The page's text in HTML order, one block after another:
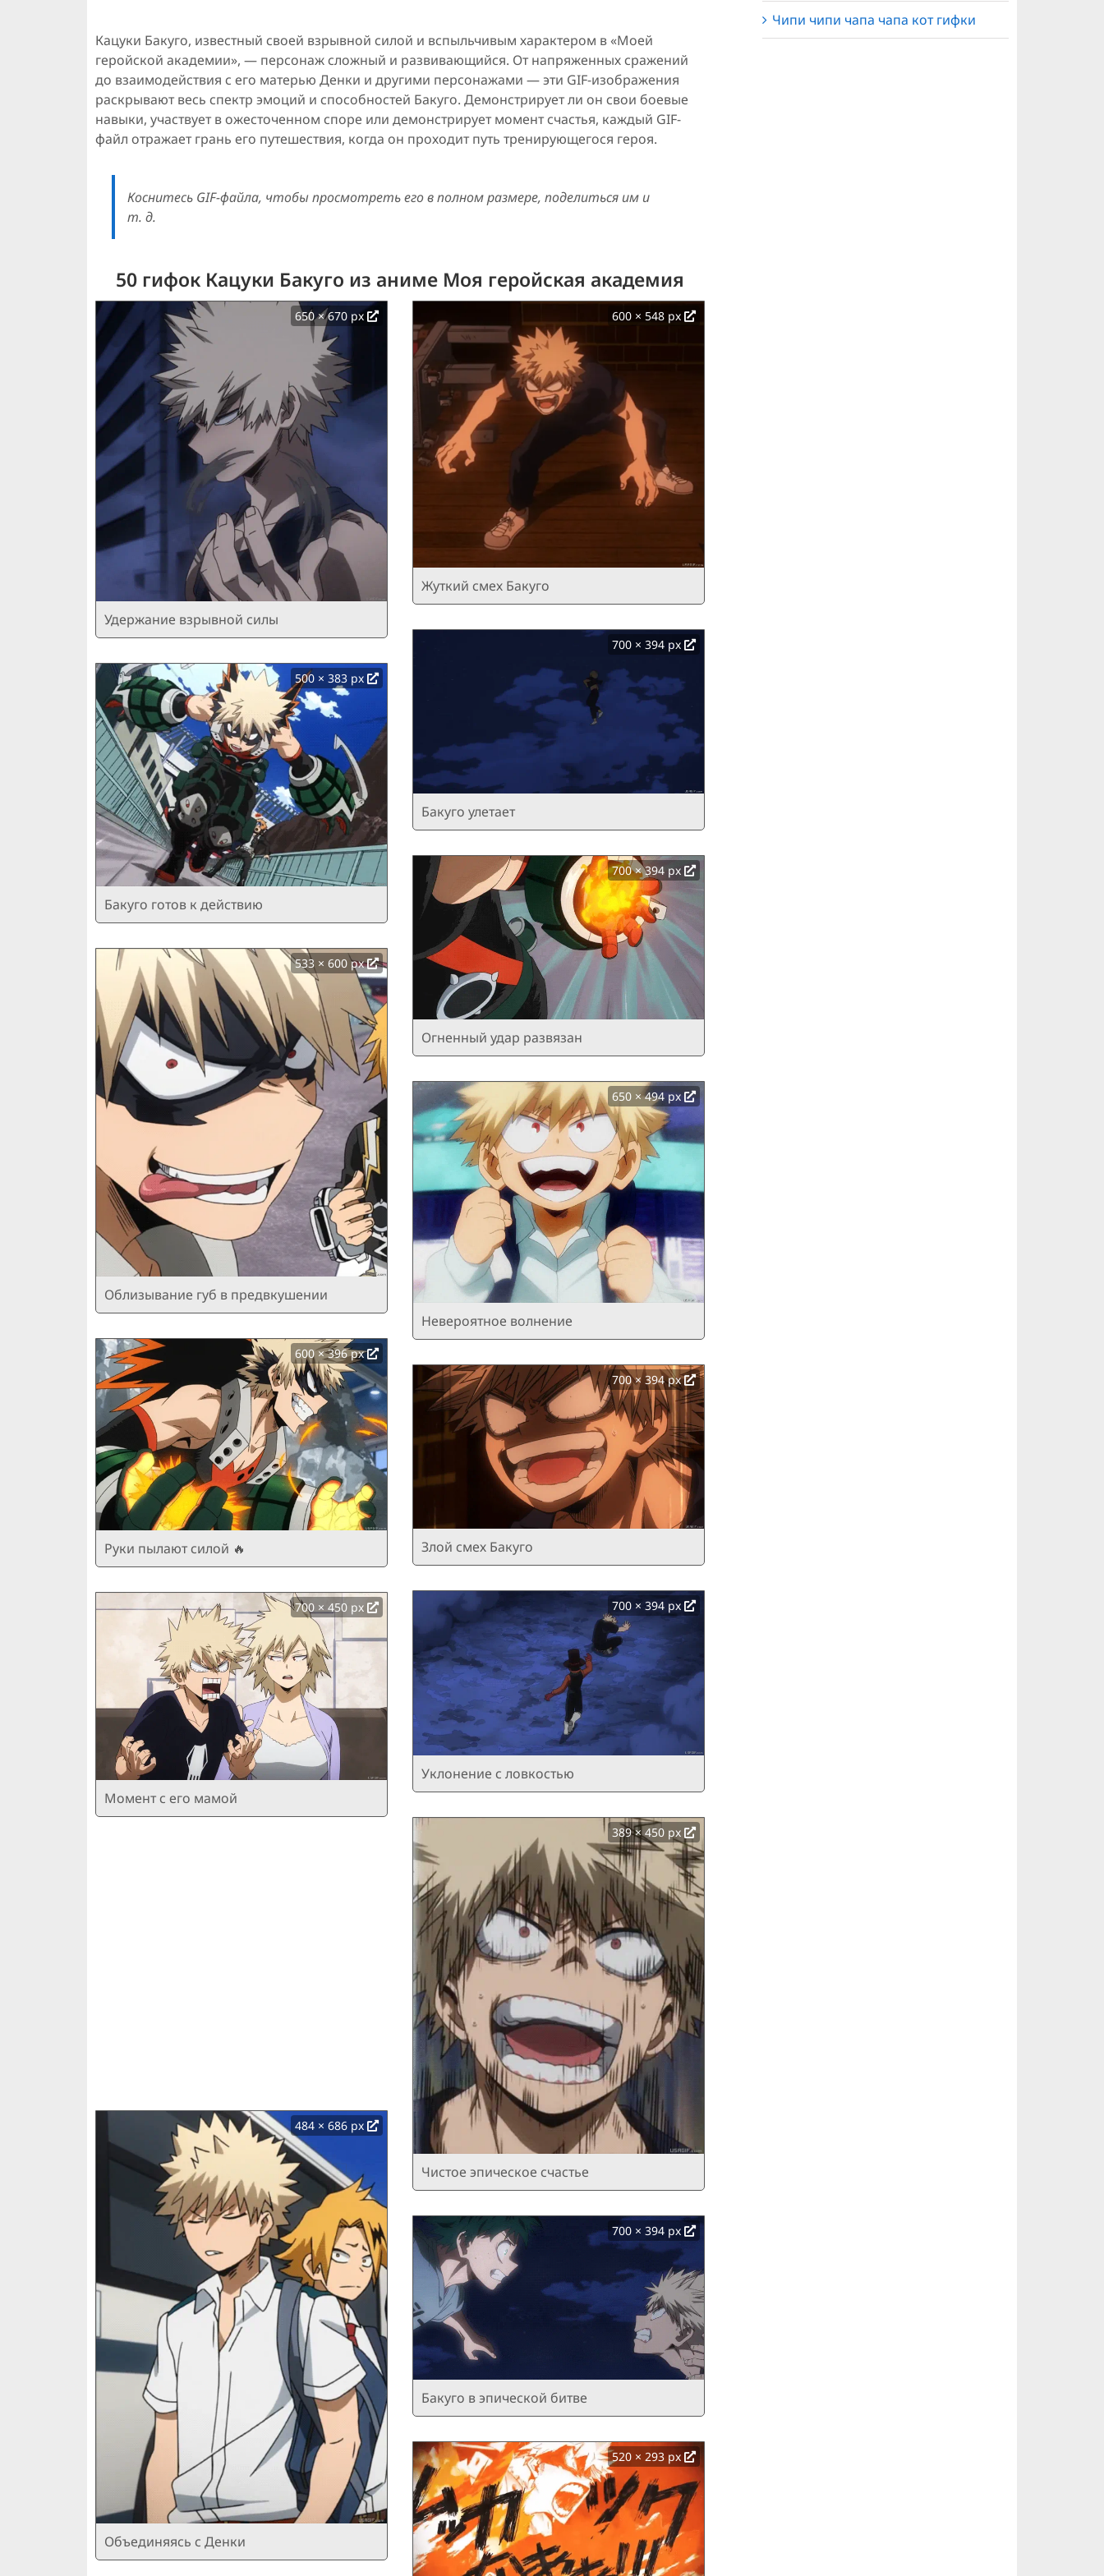
Кацуки Бакуго, известный своей взрывной силой и вспыльчивым характером в «Моей
геройской академии», — персонаж сложный и развивающийся. От напряженных сражений
до взаимодействия с его матерью Денки и другими персонажами — эти GIF-изображения
раскрывают весь спектр эмоций и способностей Бакуго. Демонстрирует ли он свои боевые
навыки, участвует в ожесточенном споре или демонстрирует момент счастья, каждый GIF-
файл отражает грань его путешествия, когда он проходит путь тренирующегося героя.
Коснитесь GIF-файла, чтобы просмотреть его в полном размере, поделиться им и
т. д.
50 гифок Кацуки Бакуго из аниме Моя геройская академия
650 × 670 px
Удержание взрывной силы
500 × 383 px
Бакуго готов к действию
533 × 600 px
Облизывание губ в предвкушении
600 × 396 px
Руки пылают силой 🔥
700 × 450 px
Момент с его мамой
484 × 686 px
Объединяясь с Денки
600 × 548 px
Жуткий смех Бакуго
700 × 394 px
Бакуго улетает
700 × 394 px
Огненный удар развязан
650 × 494 px
Невероятное волнение
700 × 394 px
Злой смех Бакуго
700 × 394 px
Уклонение с ловкостью
389 × 450 px
Чистое эпическое счастье
700 × 394 px
Бакуго в эпической битве
520 × 293 px
Чипи чипи чапа чапа кот гифки